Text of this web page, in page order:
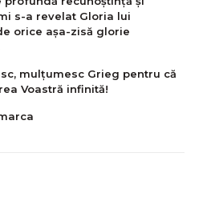
s-a revelat Gloria lui
orice așa-zisă glorie
mulțumesc Grieg pentru că
Voastră infinită!